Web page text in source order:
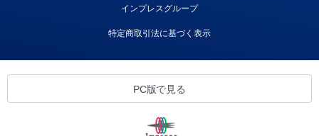
インプレスグループ
特定商取引法に基づく表示
PC版で見る